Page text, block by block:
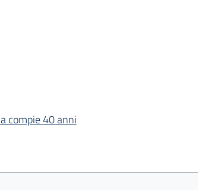
compie 40 anni